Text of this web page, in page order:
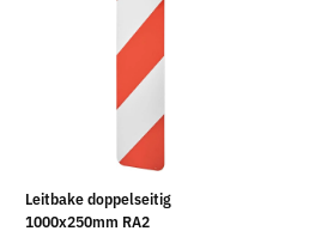
Leitbake doppelseitig
1000x250mm RA2